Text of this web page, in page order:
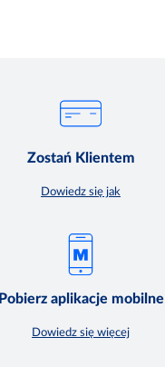
Zostań Klientem
Dowiedz się jak
Pobierz aplikacje mobilne
Dowiedz się więcej